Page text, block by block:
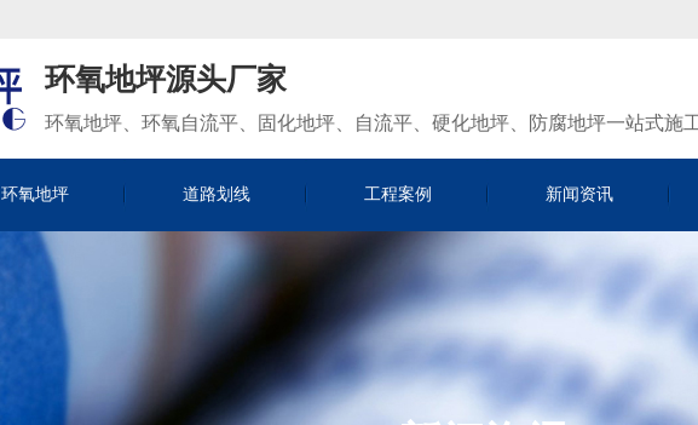
环氧地坪源头厂家
环氧地坪、环氧自流平、固化地坪、自流平、硬化地坪、防腐地坪一站式施
环氧地坪 道路划线 工程案例 新闻资讯